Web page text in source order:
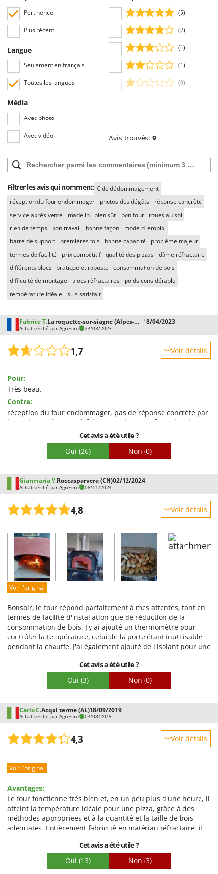
Pertinence
Plus récent
Langue
Seulement en français
Toutes les langues
Média
Avec photo
Avec vidéo
(5)
(2)
(1)
(1)
(0)
Avis trouvés: 9
Filtrer les avis qui nomment: € de dédommagement
réception du four endommager
photos des dégâts
réponse concrète
service après vente
made in bien sûr bon four
roues au sol
rien de temps
bon travail bonne façon
mode d' emploi
barre de support
premières fois bonne capacité
problème majeur
termes de facilité
prix compétitif qualité des pizzas dôme réfractaire
différents blocs
pratique et robuste
consommation de bois
difficulté de montage
blocs réfractaires
poids considérable
température idéale
suis satisfait
Fabrice T. La roquette-sur-siagne (Alpes-Maritimes) 18/04/2023
Achat vérifié par AgriEuro 24/03/2023
1,7 Voir détails
Prestations
Qualité / Prix
Facilité de montage
Pour:
Très beau.
Contre:
réception du four endommager, pas de réponse concrète par
le service après vente à fuir vous acheter un four plus de
2000.00€ et ont vous propose 150.00€ de dédommagement.
Ils vous prenne en otage ne pas ce fier a leur pub ce sont des
voleurs. et le plus fort , vous rédiger le commentaire, mais
vous ne pouvez pas joindre les photos des dégâts.
Cet avis a été utile ?
Oui (26) Non (0)
Gianmaria V.Roccasparvera (CN)02/12/2024
Achat vérifié par AgriEuro 08/11/2024
4,8 Voir détails
Prestations
Facilité d'utilisation
Qualité / Prix
Facilité de montage
Voir l'original
Bonsoir, le four répond parfaitement à mes attentes, tant en
termes de facilité d'installation que de réduction de la
consommation de bois. J'y ai ajouté un thermomètre pour
contrôler la température, celui de la porte étant inutilisable
pendant la chauffe. J'ai également ajouté de l'isolant pour une
Cet avis a été utile ?
Oui (3) Non (0)
Carlo C.Acqui terme (AL)18/09/2019
Achat vérifié par AgriEuro 04/08/2019
4,3 Voir détails
Prestations
Qualité / Prix
Facilité de montage
Emballage
Voir l'original
Avantages:
Le four fonctionne très bien et, en un peu plus d'une heure, il
atteint la température idéale pour une pizza, grâce à des
méthodes appropriées et à la quantité et la taille de bois
adéquates. Entièrement fabriqué en matériau réfractaire, il
qualité des pizzas et du pain. Également excellent envoi et
emballage, le four est arrivé déjà monté mais j'ai dû le
soutenir avec un palan pour pouvoir le retirer de la palette,
Cet avis a été utile ?
Oui (13) Non (3)